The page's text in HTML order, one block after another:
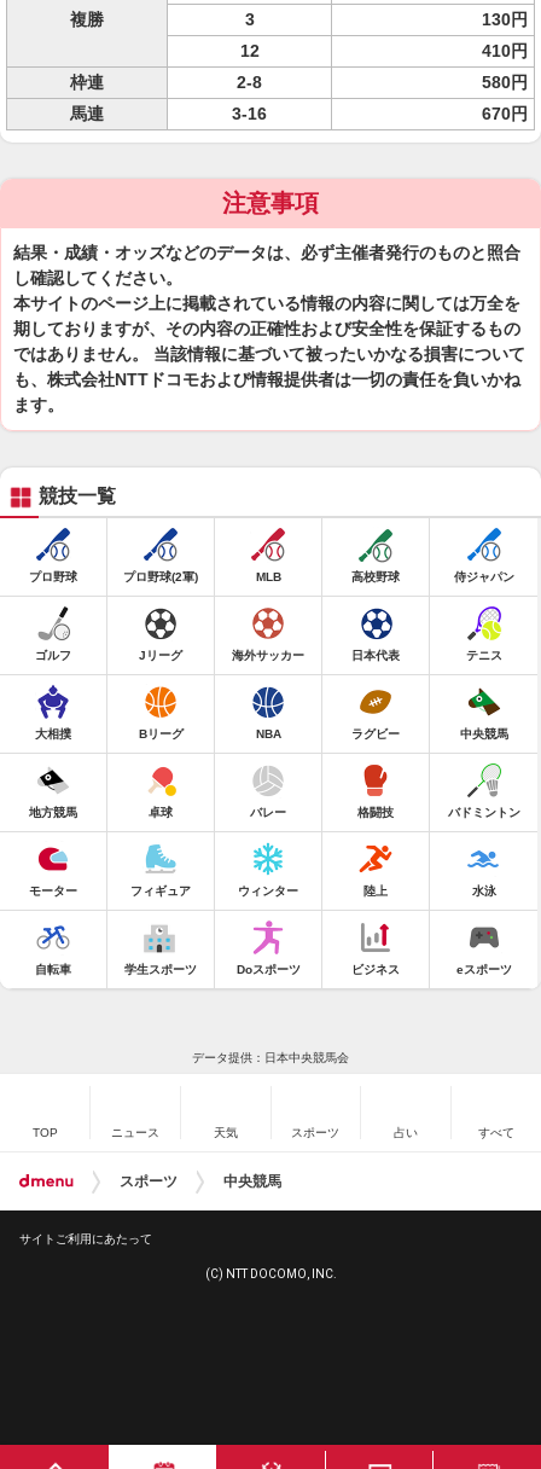
複勝
3
130円
12
410円
枠連
2-8
580円
馬連
3-16 670円
注意事項
結果・成績・オッズなどのデータは、必ず主催者発行のものと照合
し確認してください。
本サイトのページ上に掲載されている情報の内容に関しては万全を
期しておりますが、その内容の正確性および安全性を保証するもの
ではありません。 当該情報に基づいて被ったいかなる損害について
も、株式会社NTTドコモおよび情報提供者は一切の責任を負いかね
ます。
競技一覧
プロ野球 プロ野球(2軍) MLB 高校野球 侍ジャパン
ゴルフ Jリーグ 海外サッカー 日本代表 テニス
大相撲 Bリーグ NBA ラグビー 中央競馬
地方競馬 卓球 バレー 格闘技 バドミントン
モーター フィギュア ウィンター 陸上 水泳
自転車 学生スポーツ Doスポーツ ビジネス eスポーツ
データ提供：日本中央競馬会
TOP ニュース 天気 スポーツ 占い すべて
スポーツ 中央競馬
サイトご利用にあたって
(C) NTT DOCOMO, INC.